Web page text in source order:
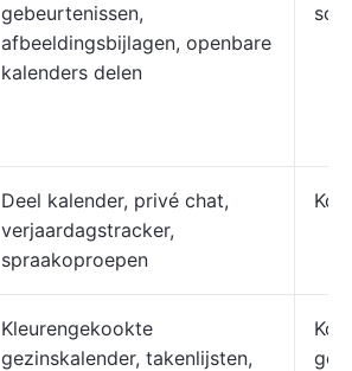
gebeurtenissen,
afbeeldingsbijlagen, openbare
kalenders delen
Deel kalender, privé chat,
verjaardagstracker,
spraakoproepen
Kleurengekookte
gezinskalender, takenlijsten,